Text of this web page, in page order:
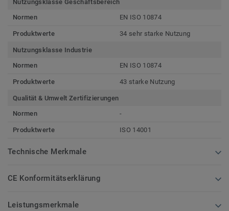
Nutzungsklasse Geschäftsbereich
Normen
EN ISO 10874
Produktwerte 34 sehr starke Nutzung
Nutzungsklasse Industrie
Normen
EN ISO 10874
Produktwerte 43 starke Nutzung
Qualität & Umwelt Zertifizierungen
Normen
-
Produktwerte ISO 14001
Technische Merkmale
CE Konformitätserklärung
Leistungsmerkmale